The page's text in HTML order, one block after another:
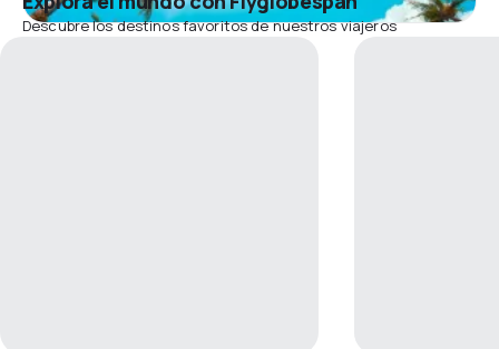
Descubre los destinos favoritos de nuestros viajeros